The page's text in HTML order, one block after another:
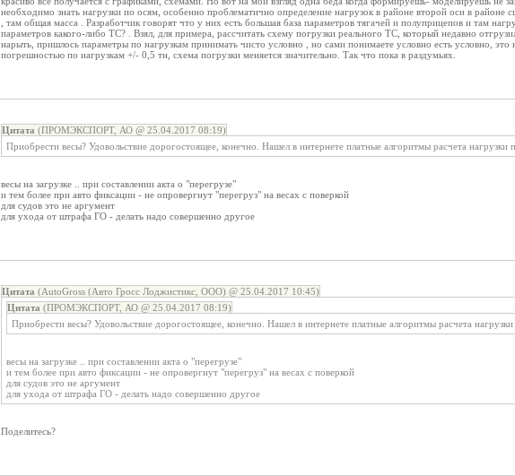
необходимо знать нагрузки по осям, особенно проблематично определение нагрузок в районе второй оси в районе
, там общая масса . Разработчик говорят что у них есть большая база параметров тягачей и полуприцепов и там
параметров какого-либо ТС? . Взял, для примера, рассчитать схему погрузки реального ТС, который недавно
нарыть, пришлось параметры по нагрузкам принимать чисто условно , но сами понимаете условно есть условно, это
погрешностью по нагрузкам +/- 0,5 тн, схема погрузки меняется значительно. Так что пока в раздумьях.
Цитата (ПРОМЭКСПОРТ, АО @ 25.04.2017 08:19)
Приобрести весы? Удовольствие дорогостоящее, конечно. Нашел в интернете платные алгоритмы расчета нагрузки
весы на загрузке .. при составлении акта о "перегрузе"
и тем более при авто фиксации - не опровергнут "перегруз" на весах с поверкой
для судов это не аргумент
для ухода от штрафа ГО - делать надо совершенно другое
Цитата (AutoGross (Авто Гросс Лоджистикс, ООО) @ 25.04.2017 10:45)
Цитата (ПРОМЭКСПОРТ, АО @ 25.04.2017 08:19)
Приобрести весы? Удовольствие дорогостоящее, конечно. Нашел в интернете платные алгоритмы расчета
весы на загрузке .. при составлении акта о "перегрузе"
и тем более при авто фиксации - не опровергнут "перегруз" на весах с поверкой
для судов это не аргумент
для ухода от штрафа ГО - делать надо совершенно другое
Поделитесь?